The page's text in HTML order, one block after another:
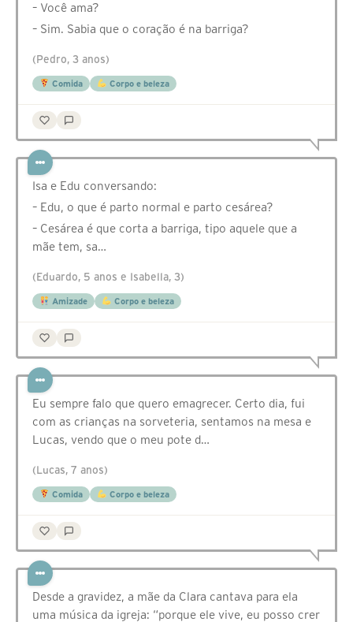
– Você ama?
– Sim. Sabia que o coração é na barriga?
(Pedro, 3 anos)
Comida Corpo e beleza
Isa e Edu conversando:
– Edu, o que é parto normal e parto cesárea?
– Cesárea é que corta a barriga, tipo aquele que a
mãe tem, sa…
(Eduardo, 5 anos e Isabella, 3)
Amizade Corpo e beleza
Eu sempre falo que quero emagrecer. Certo dia, fui
com as crianças na sorveteria, sentamos na mesa e
Lucas, vendo que o meu pote d…
(Lucas, 7 anos)
Comida Corpo e beleza
Desde a gravidez, a mãe da Clara cantava para ela
uma música da igreja: “porque ele vive, eu posso crer